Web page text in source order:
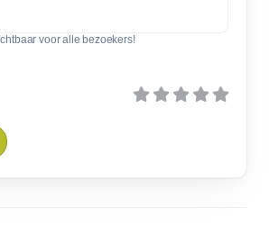
voor alle bezoekers!